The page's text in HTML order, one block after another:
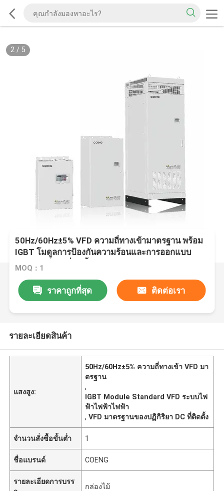
2/ 5
50Hz/60Hz±5% VFD ความถี่ทางเข้ามาตรฐาน พร้อม
IGBT โมดูลการป้องกันความร้อนและการออกแบบ
เรียคเตอร์ DC ที่ติดตั้ง
MOQ：1
ราคาถูกที่สุด ติดต่อเรา
รายละเอียดสินค้า
แสงสูง:
50Hz/60Hz±5% ความถี่ทางเข้า VFD มา
ตรฐาน
,
IGBT Module Standard VFD ระบบไฟ
ฟ้าไฟฟ้าไฟฟ้า
,VFD มาตรฐานของปฏิกิริยา DC ที่ติดตั้ง
จำนวนสั่งซื้อขั้นต่ำ 1
ชื่อแบรนด์ COENG
รายละเอียดการบรร
กล่องไม้